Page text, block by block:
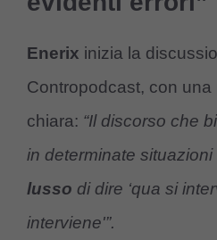
Enerix inizia la
Contropodcast, con
chiara: “Il discorso che
in determinate situazioni
lusso di dire ‘qua si
interviene'”.